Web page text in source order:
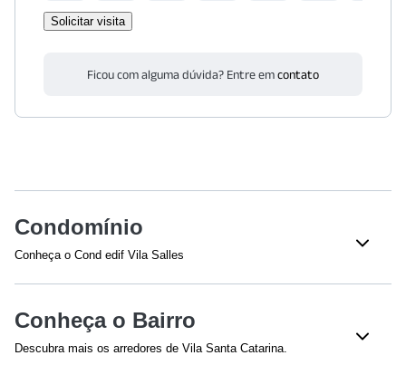
Solicitar visita
Ficou com alguma dúvida? Entre emcontato
Condomínio
Conheça o Cond edif Vila Salles
Total de Andares - 5
Acesso 24 Horas
Conheça o Bairro
Descubra mais os arredores de Vila Santa Catarina.